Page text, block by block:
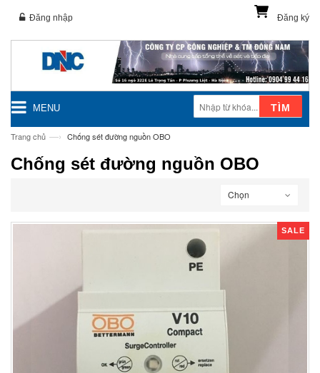
Đăng ký
Đăng nhập
MENU TÌM
Trang chủ —› Chống sét đường nguồn OBO
Chống sét đường nguồn OBO
Chọn
SALE